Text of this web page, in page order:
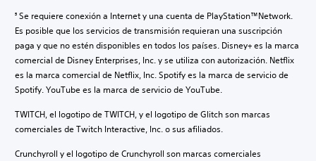
5 Se requiere conexión a Internet y una cuenta de PlayStation™Network.
Es posible que los servicios de transmisión requieran una suscripción
paga y que no estén disponibles en todos los países. Disney+ es la marca
comercial de Disney Enterprises, Inc. y se utiliza con autorización. Netflix
es la marca comercial de Netflix, Inc. Spotify es la marca de servicio de
Spotify. YouTube es la marca de servicio de YouTube.
TWITCH, el logotipo de TWITCH, y el logotipo de Glitch son marcas
comerciales de Twitch Interactive, Inc. o sus afiliados.
Crunchyroll y el logotipo de Crunchyroll son marcas comerciales